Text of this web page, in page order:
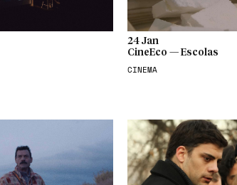
24 Jan
CineEco — Escolas
CINEMA